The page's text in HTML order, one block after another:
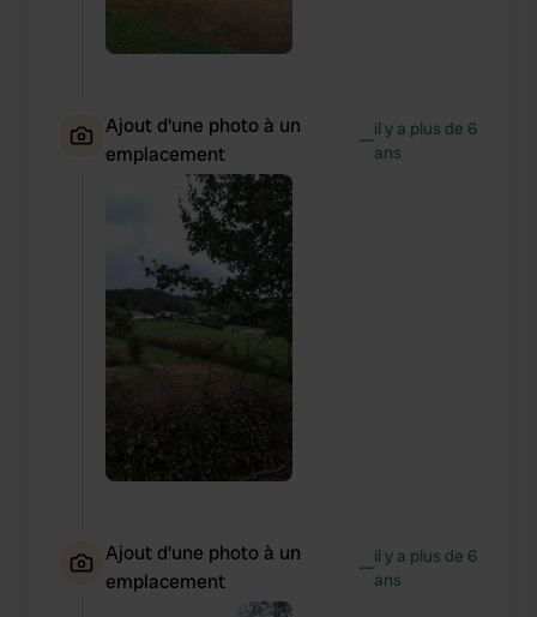
Ajout d'une photo à un
emplacement
—il y a plus de 6
ans
Ajout d'une photo à un
emplacement
—il y a plus de 6
ans